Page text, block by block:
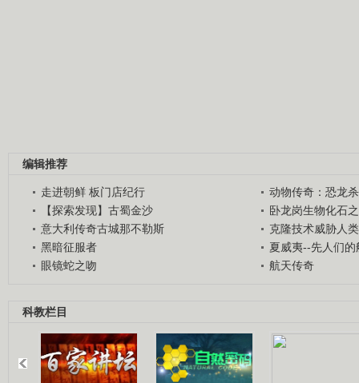
编辑推荐
走进朝鲜 板门店纪行
动物传奇：恐龙
【探索发现】古蜀金沙
卧龙岗生物化石
意大利传奇古城那不勒斯
克隆技术威胁人
黑暗征服者
夏威夷--先人们的
眼镜蛇之吻
航天传奇
科教栏目